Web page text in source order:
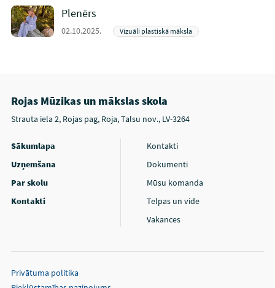
Plenērs
02.10.2025. Vizuāli plastiskā māksla
Rojas Mūzikas un mākslas skola
Strauta iela 2, Rojas pag, Roja, Talsu nov., LV-3264
Sākumlapa
Uzņemšana
Par skolu
Kontakti
Kontakti
Dokumenti
Mūsu komanda
Telpas un vide
Vakances
Privātuma politika